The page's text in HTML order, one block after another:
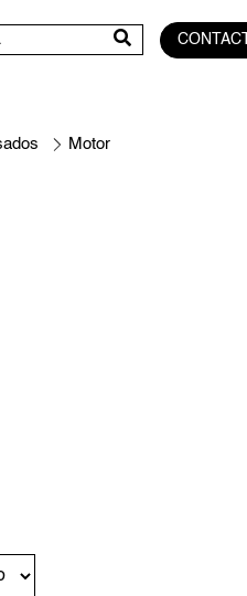
Motor